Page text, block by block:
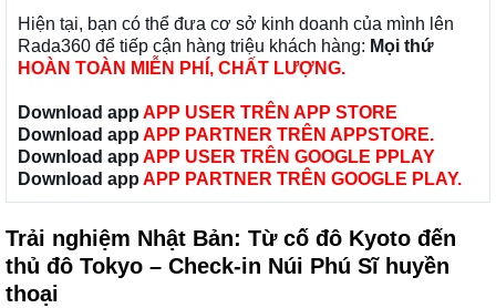
Hiện tại, bạn có thể đưa cơ sở kinh doanh của mình lên
Rada360 để tiếp cận hàng triệu khách hàng: Mọi thứ
HOÀN TOÀN MIỄN PHÍ, CHẤT LƯỢNG.
Download app APP USER TRÊN APP STORE
Download app APP PARTNER TRÊN APPSTORE.
Download app APP USER TRÊN GOOGLE PPLAY
Download app APP PARTNER TRÊN GOOGLE PLAY.
Trải nghiệm Nhật Bản: Từ cố đô Kyoto đến
thủ đô Tokyo – Check-in Núi Phú Sĩ huyền
thoại